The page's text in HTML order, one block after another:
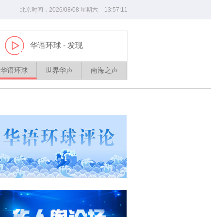
北京时间： 2026/08/08 星期六 13:57:11
播
放
华语环球 - 发现
华语环球 世界华声 南海之声